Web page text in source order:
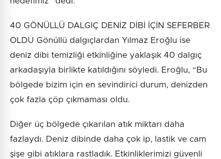
40 GÖNÜLLÜ DALGIÇ DENİZ DİBİ İÇİN SEFERBER
OLDU Gönüllü dalgıçlardan Yılmaz Eroğlu ise
deniz dibi temizliği etkinliğine yaklaşık 40 dalgıç
arkadaşıyla birlikte katıldığını söyledi. Eroğlu, “Bu
bölgede bizim için en sevindirici durum, denizden
çok fazla çöp çıkmaması oldu.
Diğer üç bölgede çıkarılan atık miktarı daha
fazlaydı. Deniz dibinde daha çok ip, lastik ve cam
şişe gibi atıklara rastladık. Etkinliklerimizi güvenli